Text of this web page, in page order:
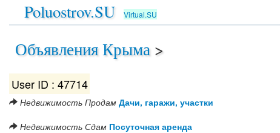
Poluostrov.SU Virtual.SU
Объявления Крыма >
User ID : 47714
Недвижимость Продам Дачи, гаражи, участки
Недвижимость Сдам Посуточная аренда